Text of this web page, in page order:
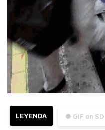
● GIF en SD
LEYENDA